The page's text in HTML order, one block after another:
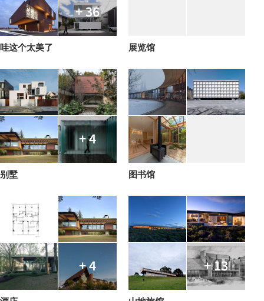
+ 36
哇这个太美了 展览馆
+ 4
别墅 图书馆
+ 4 + 13